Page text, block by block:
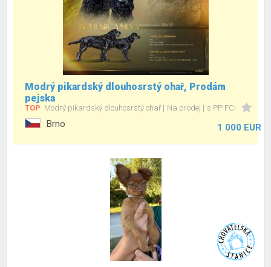
Modrý pikardský dlouhosrstý ohař, Prodám
pejska
TOP Modrý pikardský dlouhosrstý ohař Na prodej s PP FCI
Brno 1 000 EUR